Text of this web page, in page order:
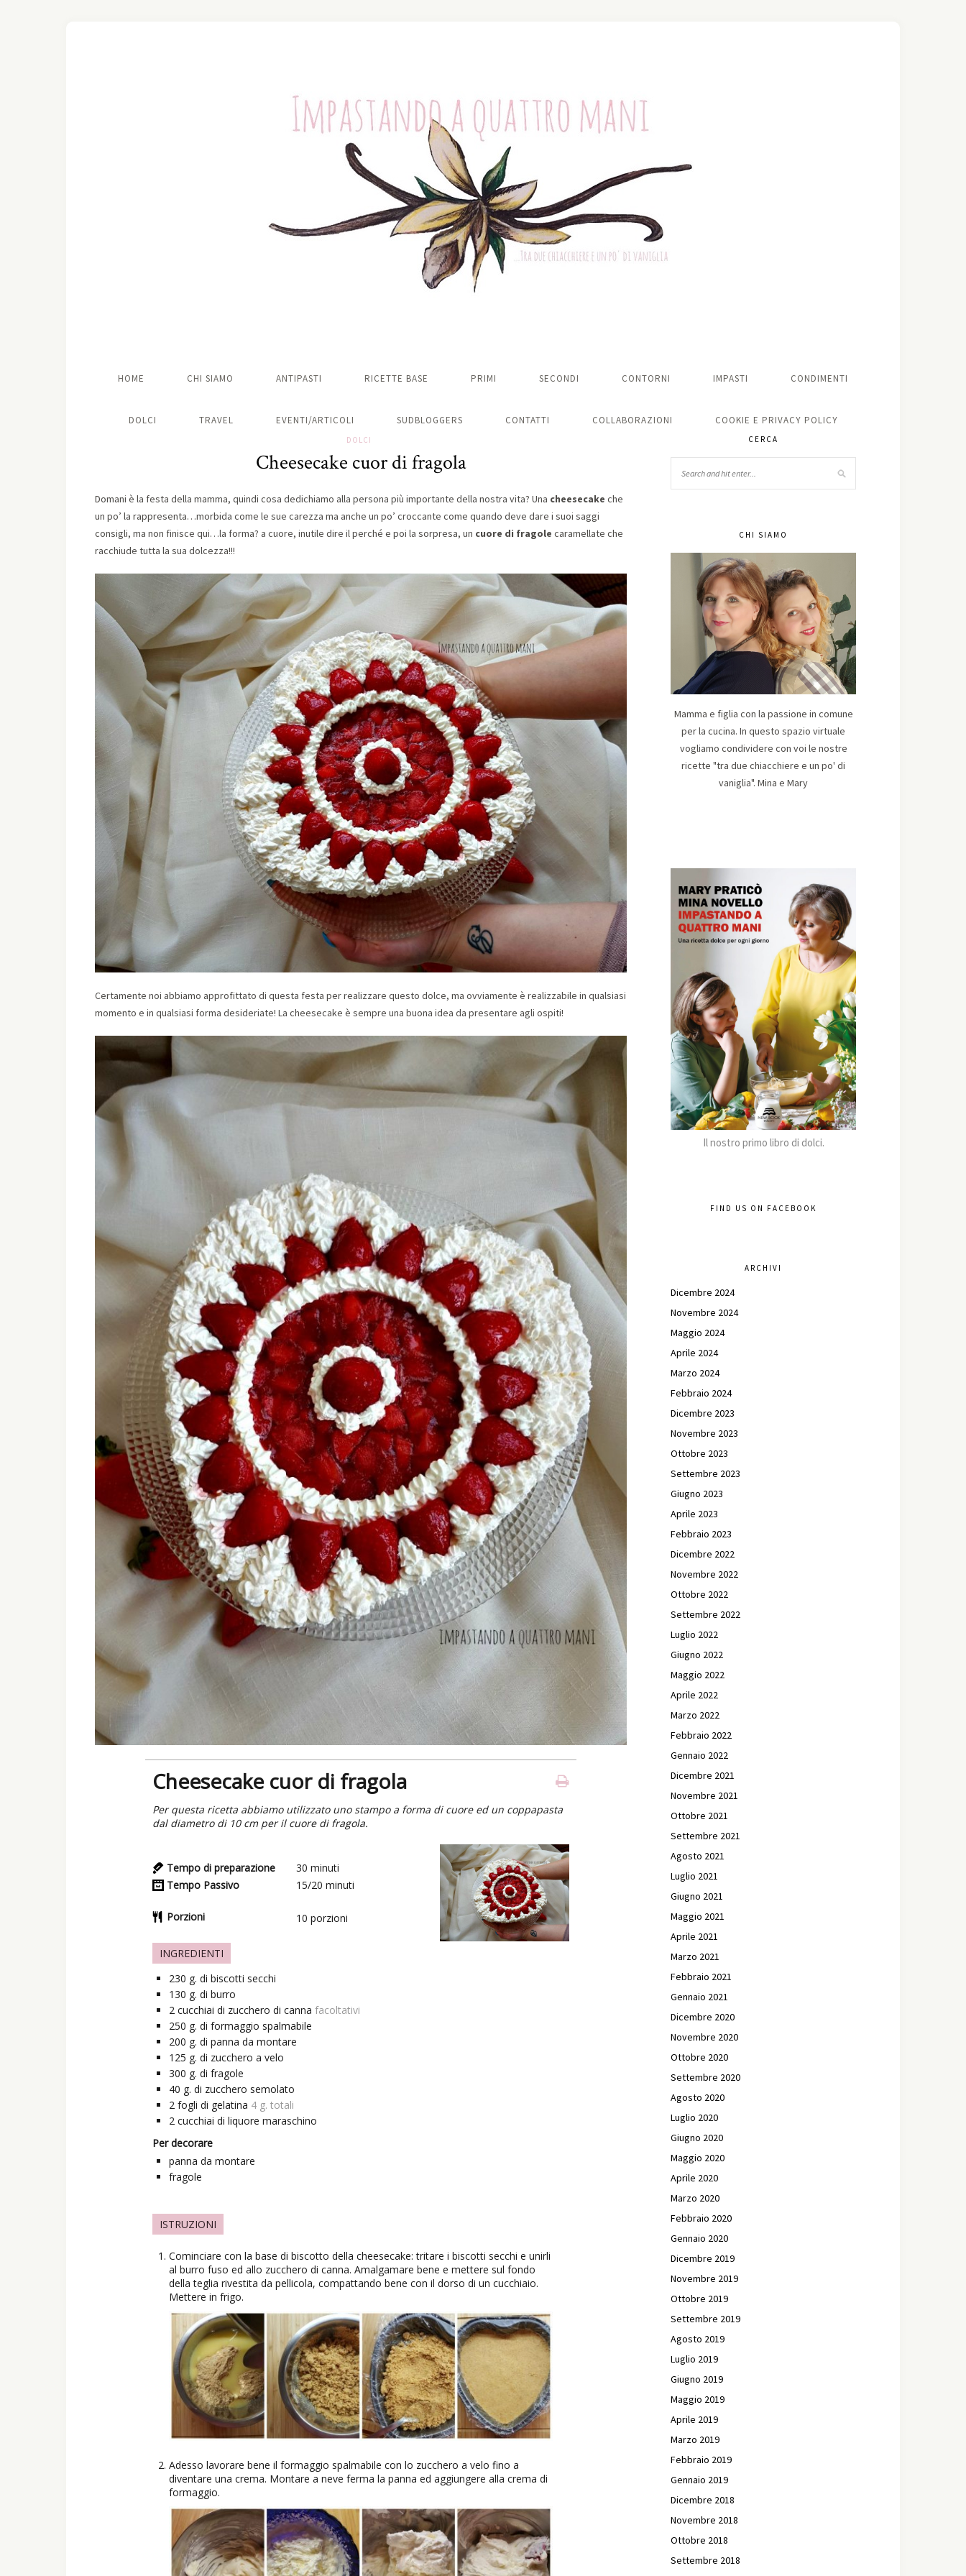
HOME CHI SIAMO ANTIPASTI RICETTE BASE PRIMI SECONDI CONTORNI IMPASTI CONDIMENTI
DOLCI TRAVEL EVENTI/ARTICOLI SUDBLOGGERS CONTATTI COLLABORAZIONI COOKIE E PRIVACY POLICY
DOLCI
Cheesecake cuor di fragola
Domani è la festa della mamma, quindi cosa dedichiamo alla persona più importante della nostra vita? Una cheesecake che
un po’ la rappresenta…morbida come le sue carezza ma anche un po’ croccante come quando deve dare i suoi saggi
consigli, ma non finisce qui…la forma? a cuore, inutile dire il perché e poi la sorpresa, un cuore di fragole caramellate che
racchiude tutta la sua dolcezza!!!
Certamente noi abbiamo approfittato di questa festa per realizzare questo dolce, ma ovviamente è realizzabile in qualsiasi
momento e in qualsiasi forma desideriate! La cheesecake è sempre una buona idea da presentare agli ospiti!
Cheesecake cuor di fragola
Per questa ricetta abbiamo utilizzato uno stampo a forma di cuore ed un coppapasta
dal diametro di 10 cm per il cuore di fragola.
Tempo di preparazione 30 minuti
Tempo Passivo
15/20 minuti
Porzioni 10 porzioni
INGREDIENTI
230 g. di biscotti secchi
130 g. di burro
2 cucchiai di zucchero di canna facoltativi
250 g. di formaggio spalmabile
200 g. di panna da montare
125 g. di zucchero a velo
300 g. di fragole
40 g. di zucchero semolato
2 fogli di gelatina 4 g. totali
2 cucchiai di liquore maraschino
Per decorare
panna da montare
fragole
ISTRUZIONI
Cominciare con la base di biscotto della cheesecake: tritare i biscotti secchi e unirli
al burro fuso ed allo zucchero di canna. Amalgamare bene e mettere sul fondo
della teglia rivestita da pellicola, compattando bene con il dorso di un cucchiaio.
Mettere in frigo.
Adesso lavorare bene il formaggio spalmabile con lo zucchero a velo fino a
diventare una crema. Montare a neve ferma la panna ed aggiungere alla crema di
formaggio.
CERCA
CHI SIAMO
Mamma e figlia con la passione in comune
per la cucina. In questo spazio virtuale
vogliamo condividere con voi le nostre
ricette "tra due chiacchiere e un po' di
vaniglia". Mina e Mary
Il nostro primo libro di dolci.
FIND US ON FACEBOOK
ARCHIVI
Dicembre 2024
Novembre 2024
Maggio 2024
Aprile 2024
Marzo 2024
Febbraio 2024
Dicembre 2023
Novembre 2023
Ottobre 2023
Settembre 2023
Giugno 2023
Aprile 2023
Febbraio 2023
Dicembre 2022
Novembre 2022
Ottobre 2022
Settembre 2022
Luglio 2022
Giugno 2022
Maggio 2022
Aprile 2022
Marzo 2022
Febbraio 2022
Gennaio 2022
Dicembre 2021
Novembre 2021
Ottobre 2021
Settembre 2021
Agosto 2021
Luglio 2021
Giugno 2021
Maggio 2021
Aprile 2021
Marzo 2021
Febbraio 2021
Gennaio 2021
Dicembre 2020
Novembre 2020
Ottobre 2020
Settembre 2020
Agosto 2020
Luglio 2020
Giugno 2020
Maggio 2020
Aprile 2020
Marzo 2020
Febbraio 2020
Gennaio 2020
Dicembre 2019
Novembre 2019
Ottobre 2019
Settembre 2019
Agosto 2019
Luglio 2019
Giugno 2019
Maggio 2019
Aprile 2019
Marzo 2019
Febbraio 2019
Gennaio 2019
Dicembre 2018
Novembre 2018
Ottobre 2018
Settembre 2018